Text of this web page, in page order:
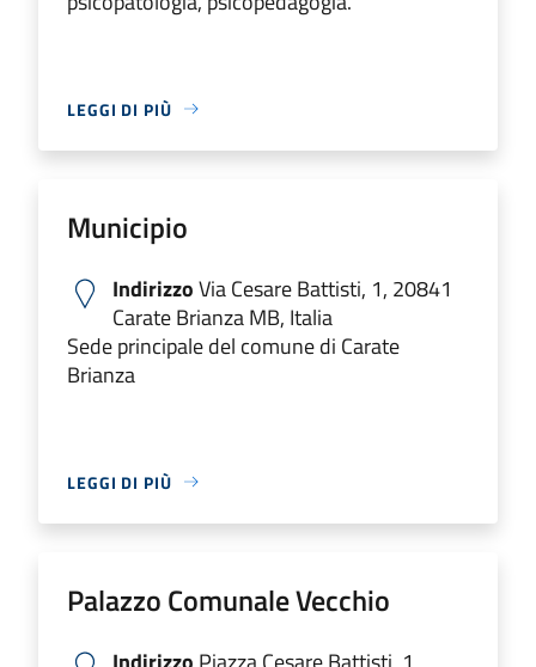
LEGGI DI PIÙ
Municipio
IndirizzoVia Cesare Battisti, 1, 20841
Carate Brianza MB, Italia
Sede principale del comune di Carate
Brianza
LEGGI DI PIÙ
Palazzo Comunale Vecchio